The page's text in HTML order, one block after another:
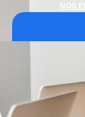
NOS